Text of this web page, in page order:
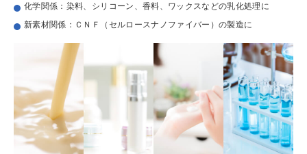
各種お問い合わせ
サンプルテストのお申込み
KOS21ジャーナル
化学関係：染料、シリコーン、香料、ワックスなどの乳化処理に
新素材関係：ＣＮＦ（セルロースナノファイバー）の製造に